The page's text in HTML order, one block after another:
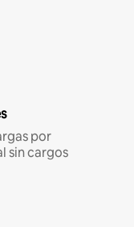
por
sin cargos